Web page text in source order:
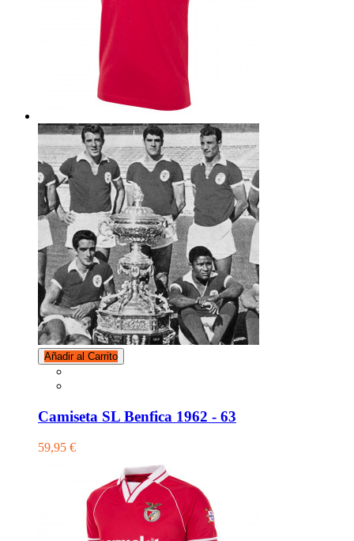
Añadir al Carrito
Camiseta SL Benfica 1962 - 63
59,95 €